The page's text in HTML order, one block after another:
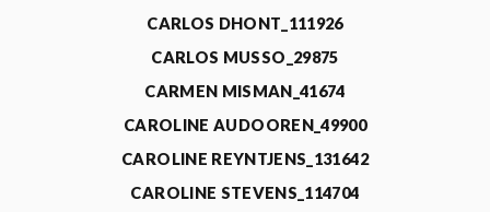
CARLOS DHONT_111926
CARLOS MUSSO_29875
CARMEN MISMAN_41674
CAROLINE AUDOOREN_49900
CAROLINE REYNTJENS_131642
CAROLINE STEVENS_114704